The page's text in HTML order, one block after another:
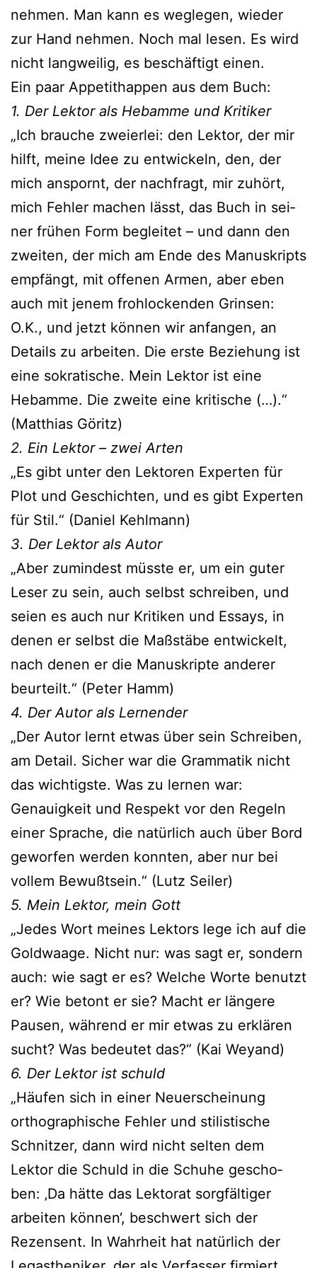
neh­men. Man kann es weg­le­gen, wie­der
zur Hand neh­men. Noch mal lesen. Es wird
nicht lang­wei­lig, es beschäf­tigt einen.
Ein paar Appetithappen aus dem Buch:
1. Der Lektor als Hebamme und Kritiker
„Ich brau­che zwei­er­lei: den Lektor, der mir
hilft, mei­ne Idee zu ent­wi­ckeln, den, der
mich anspornt, der nach­fragt, mir zuhört,
mich Fehler machen lässt, das Buch in sei­
ner frü­hen Form beglei­tet – und dann den
zwei­ten, der mich am Ende des Manuskripts
emp­fängt, mit offe­nen Armen, aber eben
auch mit jenem froh­lo­cken­den Grinsen:
O.K., und jetzt kön­nen wir anfan­gen, an
Details zu arbei­ten. Die ers­te Beziehung ist
eine sokra­ti­sche. Mein Lektor ist eine
Hebamme. Die zwei­te eine kri­ti­sche (…).“
(Matthias Göritz)
2. Ein Lektor – zwei Arten
„Es gibt unter den Lektoren Experten für
Plot und Geschichten, und es gibt Experten
für Stil.“ (Daniel Kehlmann)
3. Der Lektor als Autor
„Aber zumin­dest müss­te er, um ein guter
Leser zu sein, auch selbst schrei­ben, und
sei­en es auch nur Kritiken und Essays, in
denen er selbst die Maßstäbe ent­wi­ckelt,
nach denen er die Manuskripte ande­rer
beur­teilt.“ (Peter Hamm)
4. Der Autor als Lernender
„Der Autor lernt etwas über sein Schreiben,
am Detail. Sicher war die Grammatik nicht
das wich­tigs­te. Was zu ler­nen war:
Genauigkeit und Respekt vor den Regeln
einer Sprache, die natür­lich auch über Bord
gewor­fen wer­den konn­ten, aber nur bei
vol­lem Bewußtsein.“ (Lutz Seiler)
5. Mein Lektor, mein Gott
„Jedes Wort mei­nes Lektors lege ich auf die
Goldwaage. Nicht nur: was sagt er, son­dern
auch: wie sagt er es? Welche Worte benutzt
er? Wie betont er sie? Macht er län­ge­re
Pausen, wäh­rend er mir etwas zu erklä­ren
sucht? Was bedeu­tet das?“ (Kai Weyand)
6. Der Lektor ist schuld
„Häufen sich in einer Neuerscheinung
ortho­gra­phi­sche Fehler und sti­lis­ti­sche
Schnitzer, dann wird nicht sel­ten dem
Lektor die Schuld in die Schuhe gescho­
ben: ‚Da hät­te das Lektorat sorg­fäl­ti­ger
arbei­ten kön­nen‘, beschwert sich der
Rezensent. In Wahrheit hat natür­lich der